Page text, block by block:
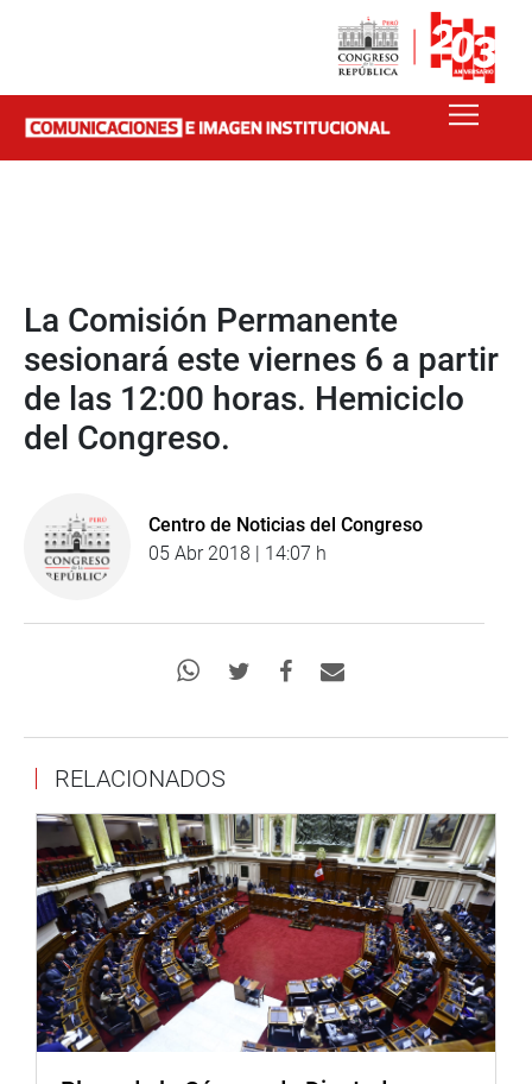
La Comisión Permanente
sesionará este viernes 6 a partir
de las 12:00 horas. Hemiciclo
del Congreso.
Centro de Noticias del Congreso
05 Abr 2018 | 14:07 h
RELACIONADOS